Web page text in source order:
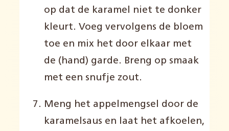
op dat de karamel
niet te donker
kleurt. Voeg vervolgens de bloem
toe en mix het door elkaar met
de (hand) garde. Breng op smaak
met een snufje zout.
Meng het appelmengsel door de
karamelsaus en laat het afkoelen,